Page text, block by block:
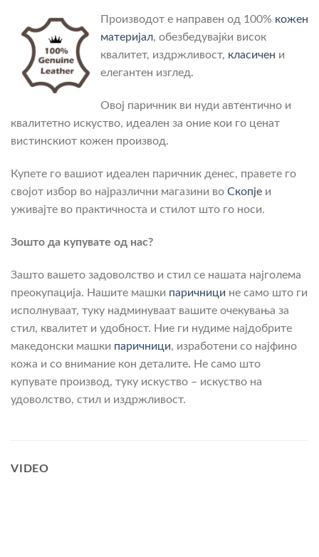
Производот е направен од 100% кожен
материјал, обезбедувајќи висок
квалитет, издржливост, класичен и
елегантен изглед.
Овој паричник ви нуди автентично и
квалитетно искуство, идеален за оние кои го ценат
вистинскиот кожен производ.
Купете го вашиот идеален паричник денес, правете го
својот избор во најразлични магазини во Скопје и
уживајте во практичноста и стилот што го носи.
Зошто да купувате од нас?
Зашто вашето задоволство и стил се нашата најголема
преокупација. Нашите машки паричници не само што ги
исполнуваат, туку надминуваат вашите очекувања за
стил, квалитет и удобност. Ние ги нудиме најдобрите
македонски машки паричници, изработени со најфино
кожа и со внимание кон деталите. Не само што
купувате производ, туку искуство – искуство на
удоволство, стил и издржливост.
VIDEO